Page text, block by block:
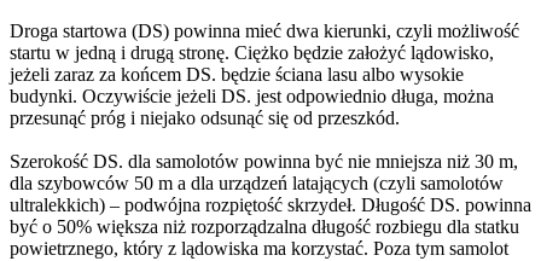
Droga startowa (DS) powinna mieć dwa kierunki, czyli możliwość
startu w jedną i drugą stronę. Ciężko będzie założyć lądowisko,
jeżeli zaraz za końcem DS. będzie ściana lasu albo wysokie
budynki. Oczywiście jeżeli DS. jest odpowiednio długa, można
przesunąć próg i niejako odsunąć się od przeszkód.
Szerokość DS. dla samolotów powinna być nie mniejsza niż 30 m,
dla szybowców 50 m a dla urządzeń latających (czyli samolotów
ultralekkich) – podwójna rozpiętość skrzydeł. Długość DS. powinna
być o 50% większa niż rozporządzalna długość rozbiegu dla statku
powietrznego, który z lądowiska ma korzystać. Poza tym samolot